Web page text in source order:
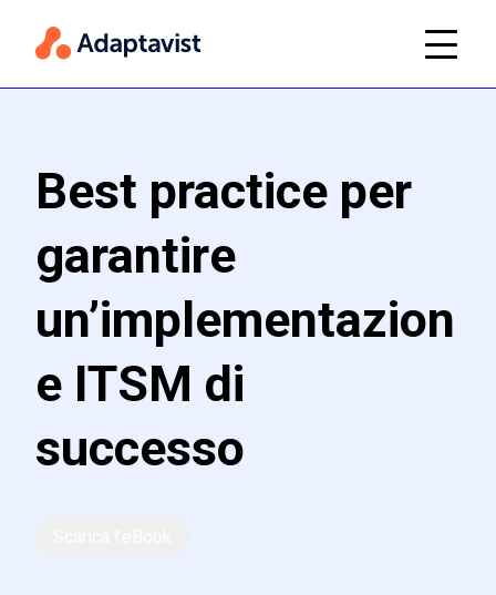
Best practice per
garantire
un’implementazion
e ITSM di
successo